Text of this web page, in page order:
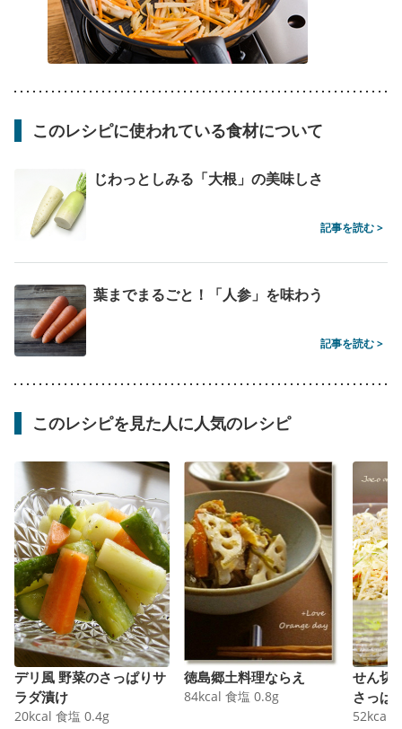
このレシピに使われている食材について
じわっとしみる「大根」の美味しさ
記事を読む >
葉までまるごと！「人参」を味わう
記事を読む >
このレシピを見た人に人気のレシピ
デリ風 野菜のさっぱりサ
ラダ漬け
20kcal 食塩 0.4g
徳島郷土料理ならえ
84kcal 食塩 0.8g
せん切
さっぱ
52kcal